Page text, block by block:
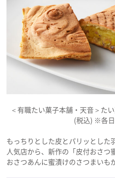
＜有職たい菓子本舗・天音＞た
(税込) ※各
もっちりとした皮とパリッとした
人気店から、新作の「皮付おさ
おさつあんに蜜漬けのさつまいも